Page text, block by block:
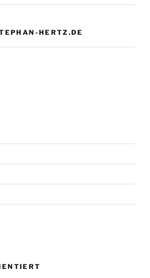
HERTZ.DE